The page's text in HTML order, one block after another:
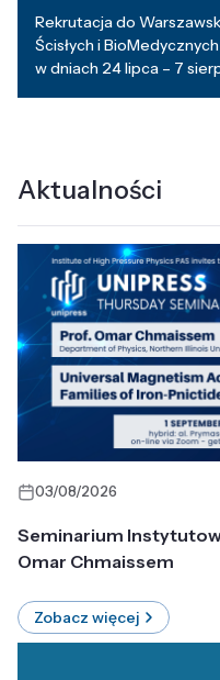
Rekrutacja do
Ścisłych i
w dniach 24 lipca – 7
Aktualności
03/08/2026
Seminarium
Omar Chmaissem
Zobacz więcej